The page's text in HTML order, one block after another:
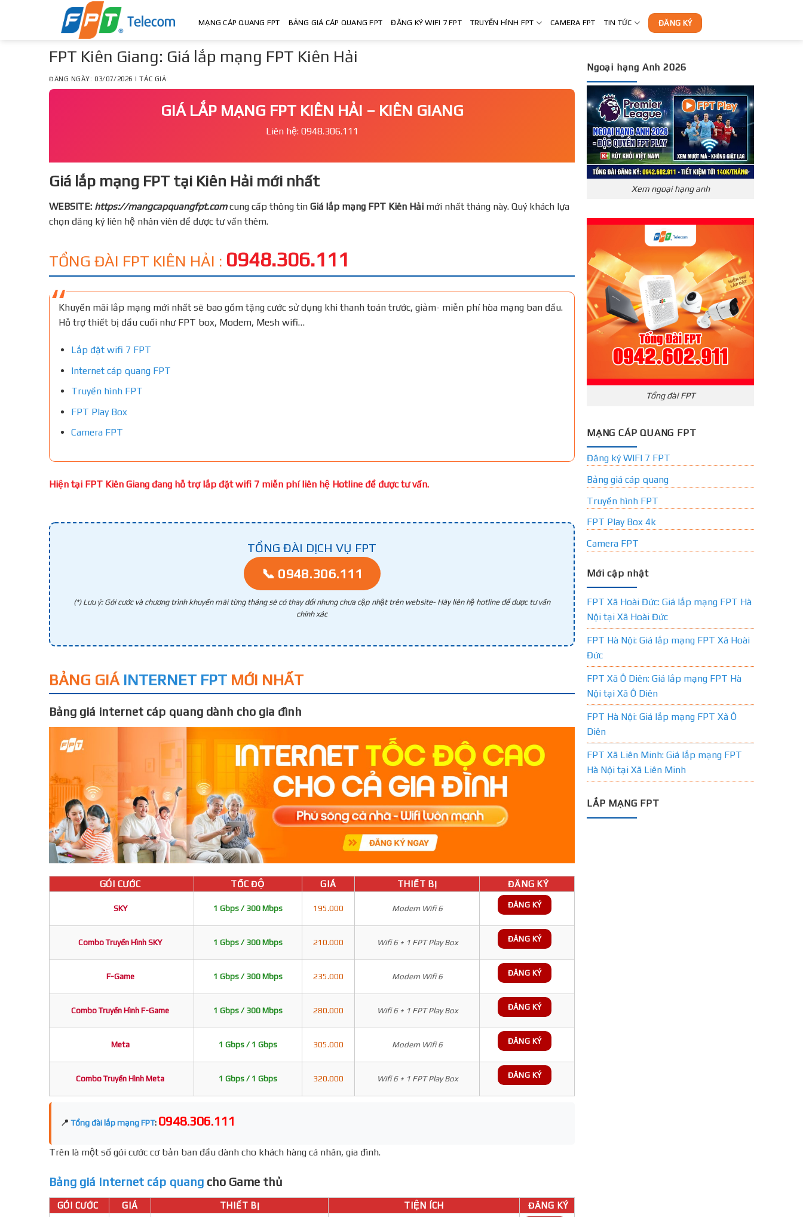
MẠNG CÁP QUANG FPT BẢNG GIÁ CÁP QUANG FPT ĐĂNG KÝ WIFI 7 FPT TRUYỀN HÌNH FPT CAMERA FPT TIN TỨC ĐĂNG KÝ
FPT Kiên Giang: Giá lắp mạng FPT Kiên Hải
ĐĂNG NGÀY: 03/07/2026 | TÁC GIẢ:
GIÁ LẮP MẠNG FPT KIÊN HẢI – KIÊN GIANG
Liên hệ: 0948.306.111
Giá lắp mạng FPT tại Kiên Hải mới nhất
WEBSITE: https://mangcapquangfpt.comcung cấp thông tin Giá lắp mạng FPT Kiên Hải mới nhất tháng này. Quý khách lựa
chọn đăng ký liên hệ nhân viên để được tư vấn thêm.
TỔNG ĐÀI FPT KIÊN HẢI : 0948.306.111
Khuyến mãi lắp mạng mới nhất sẽ bao gồm tặng cước sử dụng khi thanh toán trước, giảm- miễn phí hòa mạng ban đầu.
Hỗ trợ thiết bị đầu cuối như FPT box, Modem, Mesh wifi…
Lắp đặt wifi 7 FPT
Internet cáp quang FPT
Truyền hình FPT
FPT Play Box
Camera FPT
Hiện tại FPT Kiên Giang đang hỗ trợ lắp đặt wifi 7 miễn phí liên hệ Hotline để được tư vấn.
TỔNG ĐÀI DỊCH VỤ FPT
📞 0948.306.111
(*) Lưu ý: Gói cước và chương trình khuyến mãi từng tháng sẽ có thay đổi nhưng chưa cập nhật trên website- Hãy liên hệ hotline để được tư vấn
chính xác
BẢNG GIÁ INTERNET FPT MỚI NHẤT
Bảng giá internet cáp quang dành cho gia đình
GÓI CƯỚC TỐC ĐỘ GIÁ THIẾT BỊ ĐĂNG KÝ
SKY 1 Gbps / 300 Mbps 195.000 Modem Wifi 6 ĐĂNG KÝ
Combo Truyền Hình SKY 1 Gbps / 300 Mbps 210.000 Wifi 6 + 1 FPT Play Box ĐĂNG KÝ
F-Game 1 Gbps / 300 Mbps 235.000 Modem Wifi 6 ĐĂNG KÝ
Combo Truyền Hình F-Game 1 Gbps / 300 Mbps 280.000 Wifi 6 + 1 FPT Play Box ĐĂNG KÝ
Meta 1 Gbps / 1 Gbps 305.000 Modem Wifi 6 ĐĂNG KÝ
Combo Truyền Hình Meta 1 Gbps / 1 Gbps 320.000 Wifi 6 + 1 FPT Play Box ĐĂNG KÝ
📍 Tổng đài lắp mạng FPT: 0948.306.111
Trên là một số gói cước cơ bản ban đầu dành cho khách hàng cá nhân, gia đình.
Bảng giá Internet cáp quang cho Game thủ
GÓI CƯỚC GIÁ THIẾT BỊ TIỆN ÍCH ĐĂNG KÝ
Ngoại hạng Anh 2026
Xem ngoại hạng anh
Tổng đài FPT
MẠNG CÁP QUANG FPT
Đăng ký WIFI 7 FPT
Bảng giá cáp quang
Truyền hình FPT
FPT Play Box 4k
Camera FPT
Mới cập nhật
FPT Xã Hoài Đức: Giá lắp mạng FPT Hà
Nội tại Xã Hoài Đức
FPT Hà Nội: Giá lắp mạng FPT Xã Hoài
Đức
FPT Xã Ô Diên: Giá lắp mạng FPT Hà
Nội tại Xã Ô Diên
FPT Hà Nội: Giá lắp mạng FPT Xã Ô
Diên
FPT Xã Liên Minh: Giá lắp mạng FPT
Hà Nội tại Xã Liên Minh
LẮP MẠNG FPT